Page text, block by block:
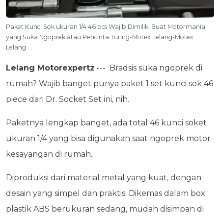
Paket Kunci Sok ukuran 1/4 46 pcs Wajib Dimiliki Buat Motormania
yang Suka Ngoprek atau Pencinta Turing-Motex Lelang-Motex
Lelang
Lelang Motorexpertz --- Bradsis suka ngoprek di
rumah? Wajib banget punya paket 1 set kunci sok 46
piece dari Dr. Socket Set ini, nih.
Paketnya lengkap banget, ada total 46 kunci soket
ukuran 1/4 yang bisa digunakan saat ngoprek motor
kesayangan di rumah.
Diproduksi dari material metal yang kuat, dengan
desain yang simpel dan praktis. Dikemas dalam box
plastik ABS berukuran sedang, mudah disimpan di